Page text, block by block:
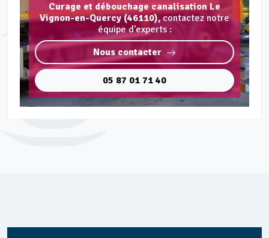
Curage et débouchage canalisation Le
Vignon-en-Quercy (46110), contactez notre
équipe d'experts :
Nous contacter
05 87 01 71 40